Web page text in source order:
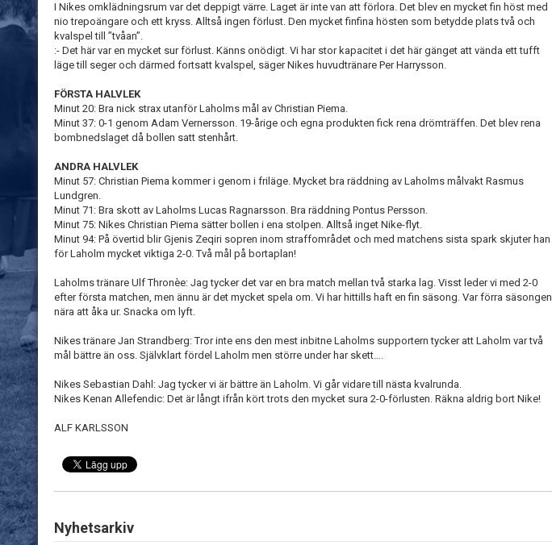
I Nikes omklädningsrum var det deppigt värre. Laget är inte van att förlora. Det blev en mycket fin höst med
nio trepoängare och ett kryss. Alltså ingen förlust. Den mycket finfina hösten som betydde plats två och
kvalspel till ”tvåan”.
:- Det här var en mycket sur förlust. Känns onödigt. Vi har stor kapacitet i det här gänget att vända ett tufft
läge till seger och därmed fortsatt kvalspel, säger Nikes huvudtränare Per Harrysson.
FÖRSTA HALVLEK
Minut 20: Bra nick strax utanför Laholms mål av Christian Piema.
Minut 37: 0-1 genom Adam Vernersson. 19-årige och egna produkten fick rena drömträffen. Det blev rena
bombnedslaget då bollen satt stenhårt.
ANDRA HALVLEK
Minut 57: Christian Piema kommer i genom i friläge. Mycket bra räddning av Laholms målvakt Rasmus
Lundgren.
Minut 71: Bra skott av Laholms Lucas Ragnarsson. Bra räddning Pontus Persson.
Minut 75: Nikes Christian Piema sätter bollen i ena stolpen. Alltså inget Nike-flyt.
Minut 94: På övertid blir Gjenis Zeqiri sopren inom straffområdet och med matchens sista spark skjuter han
för Laholm mycket viktiga 2-0. Två mål på bortaplan!
Laholms tränare Ulf Thronèe: Jag tycker det var en bra match mellan två starka lag. Visst leder vi med 2-0
efter första matchen, men ännu är det mycket spela om. Vi har hittills haft en fin säsong. Var förra säsongen
nära att åka ur. Snacka om lyft.
Nikes tränare Jan Strandberg: Tror inte ens den mest inbitne Laholms supportern tycker att Laholm var två
mål bättre än oss. Självklart fördel Laholm men större under har skett….
Nikes Sebastian Dahl: Jag tycker vi är bättre än Laholm. Vi går vidare till nästa kvalrunda.
Nikes Kenan Allefendic: Det är långt ifrån kört trots den mycket sura 2-0-förlusten. Räkna aldrig bort Nike!
ALF KARLSSON
Nyhetsarkiv